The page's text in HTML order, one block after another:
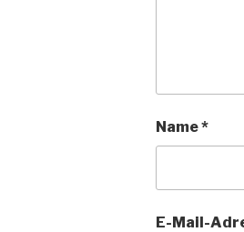
Name*
E-Mail-